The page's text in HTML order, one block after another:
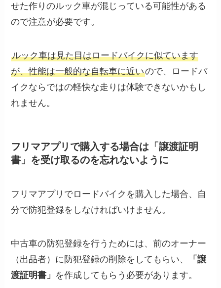
せた作りのルック車が混じっている可能性がある
ので注意が必要です。
ルック車は見た目はロードバイクに似ています
が、性能は一般的な自転車に近いので、ロードバ
イクならではの軽快な走りは体験できないかもし
れません。
フリマアプリで購入する場合は「譲渡証明
書」を受け取るのを忘れないように
フリマアプリでロードバイクを購入した場合、自
分で防犯登録をしなければいけません。
中古車の防犯登録を行うためには、前のオーナー
（出品者）に防犯登録の削除をしてもらい、
「譲
渡証明書」 を作成してもらう必要があります。